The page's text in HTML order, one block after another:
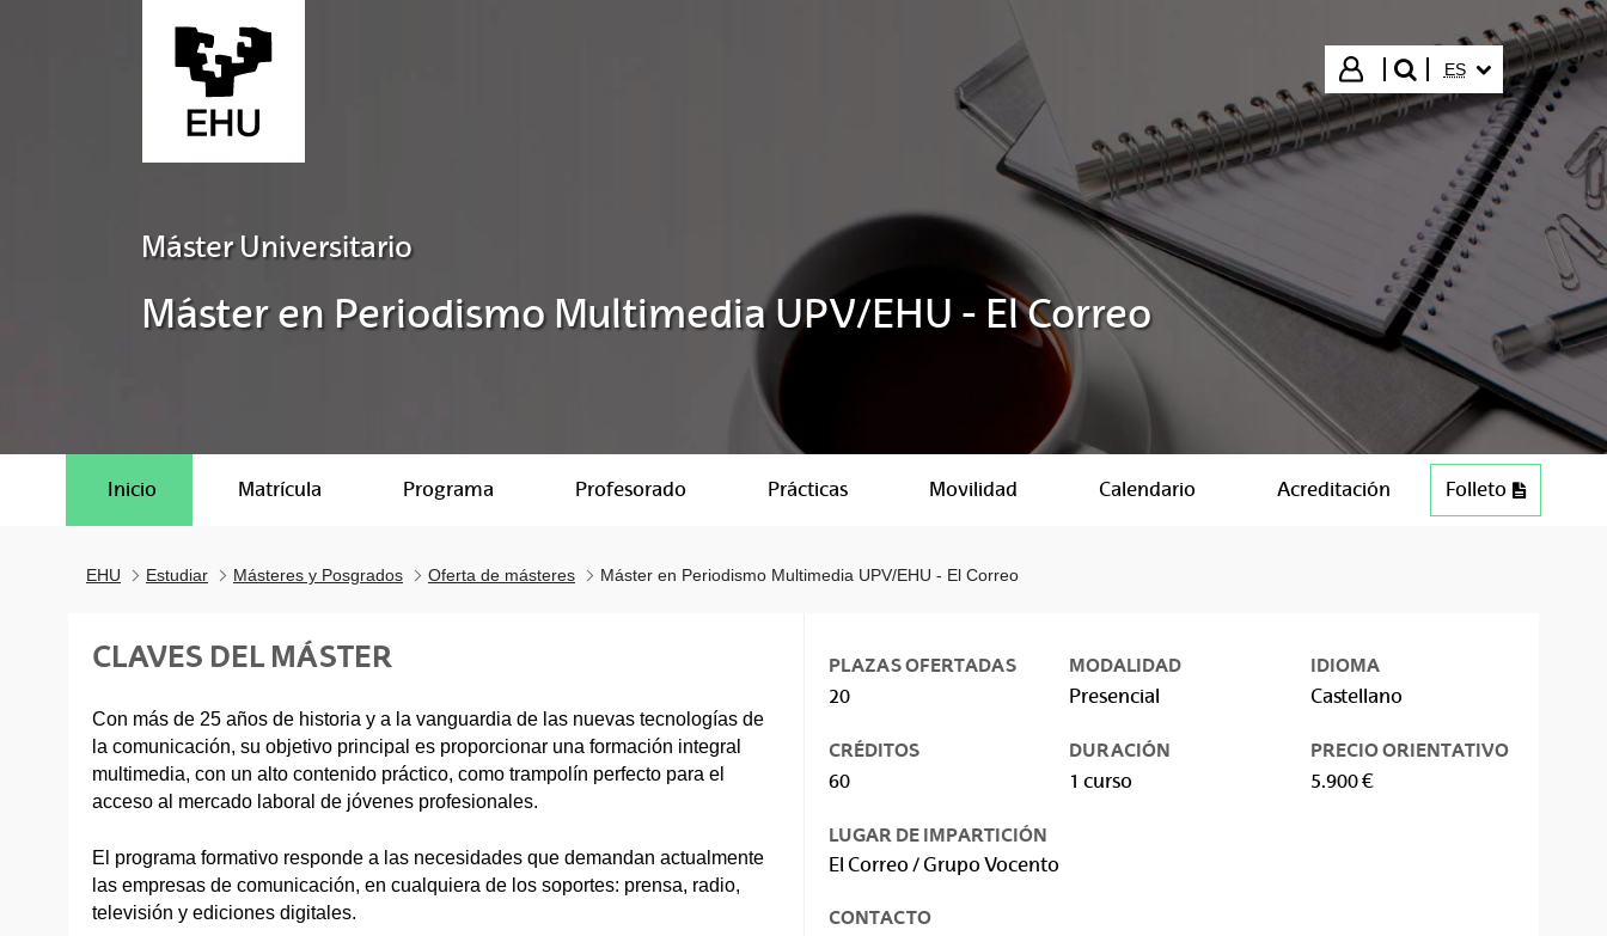
Iniciar sesión
buscar"
IDIOMA
ES
Máster Universitario
Máster en Periodismo Multimedia UPV/EHU - El Correo
Inicio Matrícula Programa Profesorado Prácticas Movilidad Calendario Acreditación Folleto
EHU Estudiar Másteres y Posgrados Oferta de másteres Máster en Periodismo Multimedia UPV/EHU - El Correo
CLAVES DEL MÁSTER
Con más de 25 años de historia y a la vanguardia de las nuevas tecnologías de
la comunicación, su objetivo principal es proporcionar una formación integral
multimedia, con un alto contenido práctico, como trampolín perfecto para el
acceso al mercado laboral de jóvenes profesionales.
El programa formativo responde a las necesidades que demandan actualmente
las empresas de comunicación, en cualquiera de los soportes: prensa, radio,
televisión y ediciones digitales.
PLAZAS OFERTADAS
20
MODALIDAD
Presencial
IDIOMA
Castellano
CRÉDITOS
60
DURACIÓN
1 curso
PRECIO ORIENTATIVO
5.900 €
LUGAR DE IMPARTICIÓN
El Correo / Grupo Vocento
CONTACTO